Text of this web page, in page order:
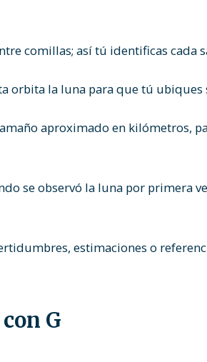
comillas; así tú identificas cada
orbita la luna para que tú ubiques
aproximado en kilómetros,
se observó la luna por primera
estimaciones o
G